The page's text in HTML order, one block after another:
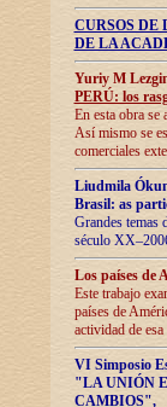
CURSOS
DE LA
Yuriy M
PERÚ: los
En esta obra se
Así mismo se
comerciales
Liudmila
Brasil: as
Grandes temas
século
Los países de
Este trabajo
países de
actividad de
VI Simposio
"LA UNIÓN
CAMBIOS",